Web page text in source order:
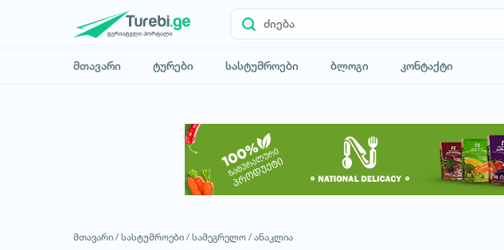
მთავარი ტურები სასტუმროები ბლოგი კონტაქტი
მთავარი / სასტუმროები / სამეგრელო / ანაკლია